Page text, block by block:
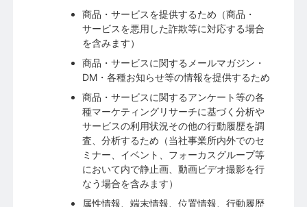
商品・サービスを提供するため（商品・
サービスを悪用した詐欺等に対応する場合
を含みます）
商品・サービスに関するメールマガジン・
DM・各種お知らせ等の情報を提供するため
商品・サービスに関するアンケート等の各
種マーケティングリサーチに基づく分析や
サービスの利用状況その他の行動履歴を調
査、分析するため（当社事業所内外でのセ
ミナー、イベント、フォーカスグループ等
において内で静止画、動画ビデオ撮影を行
なう場合を含みます）
属性情報、端末情報、位置情報、行動履歴